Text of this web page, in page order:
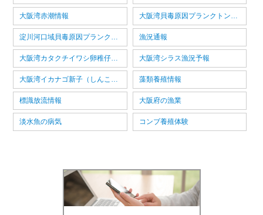
大阪湾赤潮情報 大阪湾貝毒原因プランクトン情報
淀川河口域貝毒原因プランクトン情報 漁況通報
大阪湾カタクチイワシ卵稚仔情報 大阪湾シラス漁況予報
大阪湾イカナゴ新子（しんこ）漁況予報 藻類養殖情報
標識放流情報 大阪府の漁業
淡水魚の病気 コンブ養殖体験